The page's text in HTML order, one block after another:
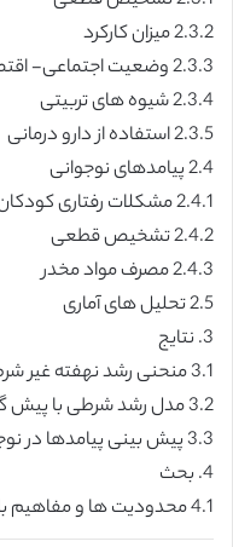
2.3.2 میزان کارکرد
2.3.3 وضعیت اجتماعی- اقتصادی خانواده
2.3.4 شیوه های تربیتی
2.3.5 استفاده از دارو درمانی
2.4 پیامدهای نوجوانی
2.4.1 مشکلات رفتاری کودکان
2.4.2 تشخیص قطعی
2.4.3 مصرف مواد مخدر
2.5 تحلیل های آماری
3. نتایج
3.1 منحنی رشد نهفته غیر شرطی
3.2 مدل رشد شرطی با پیش گویی کننده های نامتغیر- زمانی در T01
3.3 پیش بینی پیامدها در نوجوانی توسط مدل منحنی رشد CU
4. بحث
4.1 محدودیت ها و مفاهیم بالینی